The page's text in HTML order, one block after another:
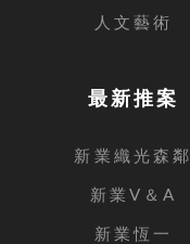
人文藝術
最新推案
新業織光森鄰
新業V＆A
新業恆一